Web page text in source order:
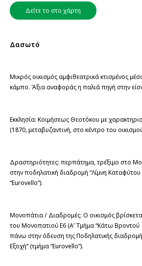
Δείτε το στο χάρτη
Δασωτό
Μικρός οικισμός αμφιθεατρικά κτισμένος
κάμπο. Άξια αναφοράς η παλιά πηγή στην
Εκκλησία: Κοιμήσεως Θεοτόκου με
(1870, μεταβυζαντινή, στο κέντρο του
Δραστηριότητες: περπάτημα, τρέξιμο στο
στην ποδηλατική διαδρομή “Λίμνη Καταφύτου
“Eurovello”).
Μονοπάτια / Διαδρομές: Ο οικισμός
του Μονοπατιού Ε6 (Α’ Τμήμα “Κάτω Βροντού
πάνω στην όδευση της Ποδηλατικής
Εξοχή” (τμήμα “Eurovello”).